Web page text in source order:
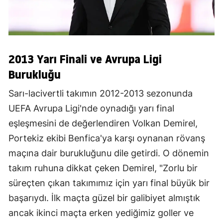
2013 Yarı Finali ve Avrupa Ligi
Burukluğu
Sarı-lacivertli takımın 2012-2013 sezonunda
UEFA Avrupa Ligi'nde oynadığı yarı final
eşleşmesini de değerlendiren Volkan Demirel,
Portekiz ekibi Benfica'ya karşı oynanan rövanş
maçına dair burukluğunu dile getirdi. O dönemin
takım ruhuna dikkat çeken Demirel, "Zorlu bir
süreçten çıkan takımımız için yarı final büyük bir
başarıydı. İlk maçta güzel bir galibiyet almıştık
ancak ikinci maçta erken yediğimiz goller ve